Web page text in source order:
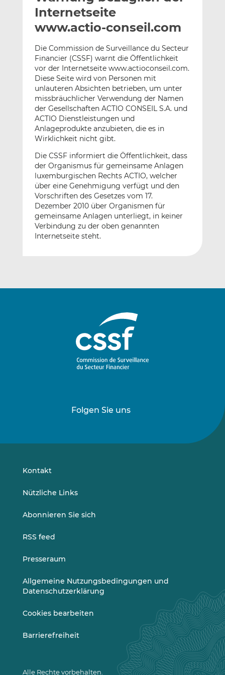
l
a
n
n
k
e
I
n
t
e
i
l
e
n
c
e
b
o
k
t
e
i
l
e
n
Internetseite
www.actio-conseil.com
Die Commission de Surveillance du Secteur
Financier (CSSF) warnt die Öffentlichkeit
vor der Internetseite www.actioconseil.com.
Diese Seite wird von Personen mit
unlauteren Absichten betrieben, um unter
missbräuchlicher Verwendung der Namen
der Gesellschaften ACTIO CONSEIL S.A. und
ACTIO Dienstleistungen und
Anlageprodukte anzubieten, die es in
Wirklichkeit nicht gibt.
Die CSSF informiert die Öffentlichkeit, dass
der Organismus für gemeinsame Anlagen
luxemburgischen Rechts ACTIO, welcher
über eine Genehmigung verfügt und den
Vorschriften des Gesetzes vom 17.
Dezember 2010 über Organismen für
gemeinsame Anlagen unterliegt, in keiner
Verbindung zu der oben genannten
Internetseite steht.
Folgen Sie uns
uns
uns
Kontakt
Nützliche Links
Abonnieren Sie sich
RSS feed
Presseraum
Allgemeine Nutzungsbedingungen und
Datenschutzerklärung
Cookies bearbeiten
Barrierefreiheit
Alle Rechte vorbehalten.